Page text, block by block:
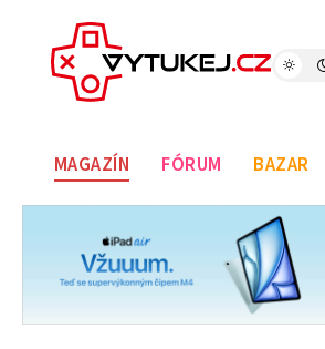
MAGAZÍN FÓRUM BAZAR